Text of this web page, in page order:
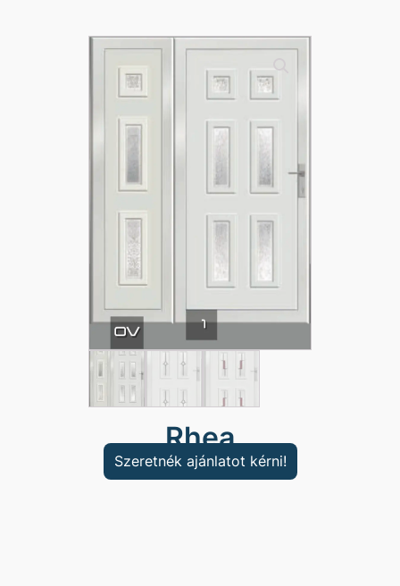
Rhea
Szeretnék ajánlatot kérni!